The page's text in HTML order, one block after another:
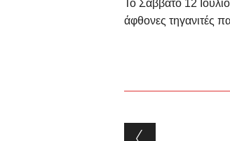
Το Σάββατο 12
άφθονες τηγανιτές
Post